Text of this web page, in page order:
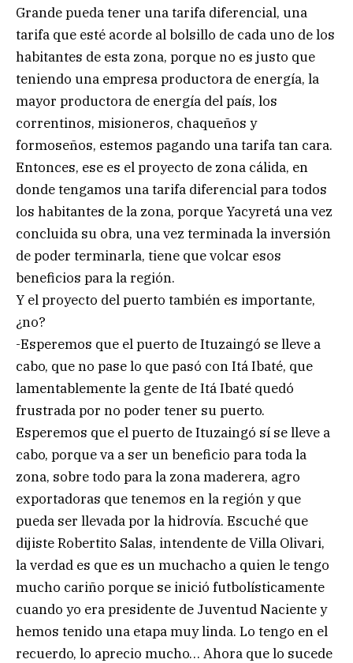
Grande pueda tener una tarifa diferencial, una
tarifa que esté acorde al bolsillo de cada uno de los
habitantes de esta zona, porque no es justo que
teniendo una empresa productora de energía, la
mayor productora de energía del país, los
correntinos, misioneros, chaqueños y
formoseños, estemos pagando una tarifa tan cara.
Entonces, ese es el proyecto de zona cálida, en
donde tengamos una tarifa diferencial para todos
los habitantes de la zona, porque Yacyretá una vez
concluida su obra, una vez terminada la inversión
de poder terminarla, tiene que volcar esos
beneficios para la región.
Y el proyecto del puerto también es importante,
¿no?
-Esperemos que el puerto de Ituzaingó se lleve a
cabo, que no pase lo que pasó con Itá Ibaté, que
lamentablemente la gente de Itá Ibaté quedó
frustrada por no poder tener su puerto.
Esperemos que el puerto de Ituzaingó sí se lleve a
cabo, porque va a ser un beneficio para toda la
zona, sobre todo para la zona maderera, agro
exportadoras que tenemos en la región y que
pueda ser llevada por la hidrovía. Escuché que
dijiste Robertito Salas, intendente de Villa Olivari,
la verdad es que es un muchacho a quien le tengo
mucho cariño porque se inició futbolísticamente
cuando yo era presidente de Juventud Naciente y
hemos tenido una etapa muy linda. Lo tengo en el
recuerdo, lo aprecio mucho… Ahora que lo sucede